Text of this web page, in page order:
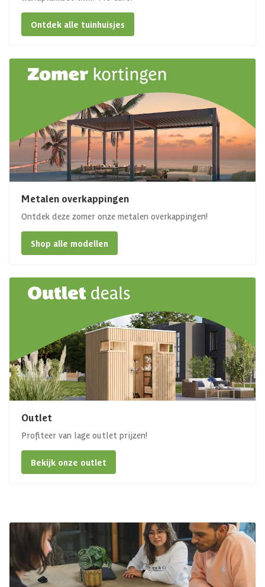
Ontdek alle tuinhuisjes
Metalen overkappingen
Ontdek deze zomer onze metalen overkappingen!
Shop alle modellen
Outlet
Profiteer van lage outlet prijzen!
Bekijk onze outlet